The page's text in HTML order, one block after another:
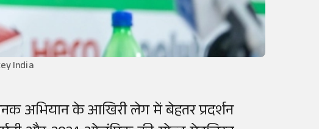
India
अभियान के आखिरी लेग में बेहतर प्रदर्शन